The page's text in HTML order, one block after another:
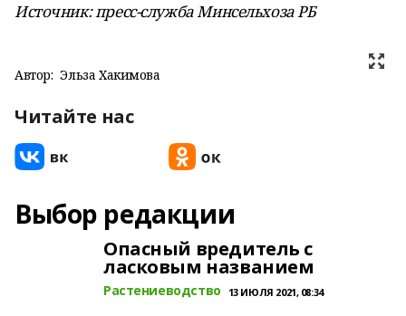
Источник: пресс-служба Минсельхоза РБ
Автор: Эльза Хакимова
Читайте нас
Выбор редакции
Опасный вредитель с
ласковым названием
Растениеводство 13 ИЮЛЯ 2021, 08:34